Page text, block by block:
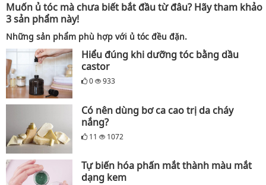
Muốn ủ tóc mà chưa biết bắt đầu từ đâu? Hãy tham khảo
3 sản phẩm này!
Những sản phẩm phù hợp với ủ tóc đều đặn.
Hiểu đúng khi dưỡng tóc bằng dầu
castor
0 933
Có nên dùng bơ ca cao trị da cháy
nắng?
11 1072
Tự biến hóa phấn mắt thành màu mắt
dạng kem